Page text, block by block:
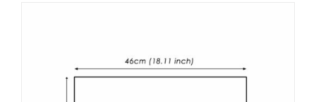
options
peuvent